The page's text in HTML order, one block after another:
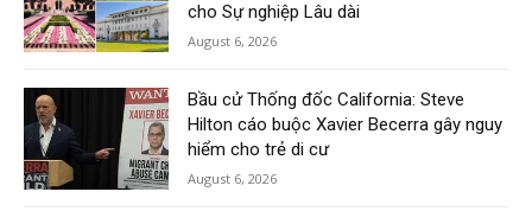
cho Sự nghiệp Lâu dài
August 6, 2026
Bầu cử Thống đốc California: Steve
Hilton cáo buộc Xavier Becerra gây nguy
hiểm cho trẻ di cư
August 6, 2026